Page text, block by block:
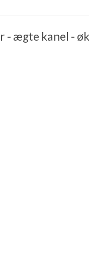
- ægte kanel -